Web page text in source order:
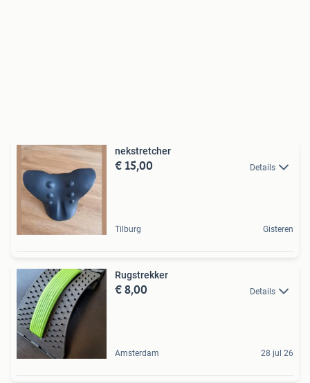
nekstretcher
€ 15,00 Details
Tilburg Gisteren
Rugstrekker
€ 8,00 Details
Amsterdam 28 jul 26